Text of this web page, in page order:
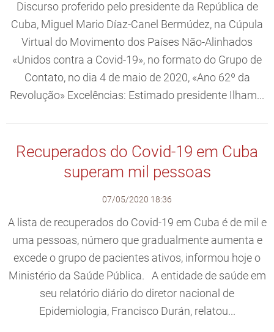
Discurso proferido pelo presidente da República de
Cuba, Miguel Mario Díaz-Canel Bermúdez, na Cúpula
Virtual do Movimento dos Países Não-Alinhados
«Unidos contra a Covid-19», no formato do Grupo de
Contato, no dia 4 de maio de 2020, «Ano 62º da
Revolução» Excelências: Estimado presidente Ilham...
Recuperados do Covid-19 em Cuba
superam mil pessoas
07/05/2020 18:36
A lista de recuperados do Covid-19 em Cuba é de mil e
uma pessoas, número que gradualmente aumenta e
excede o grupo de pacientes ativos, informou hoje o
Ministério da Saúde Pública. A entidade de saúde em
seu relatório diário do diretor nacional de
Epidemiologia, Francisco Durán, relatou...